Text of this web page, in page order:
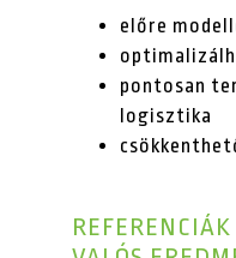
előre
pontosan
logisztika